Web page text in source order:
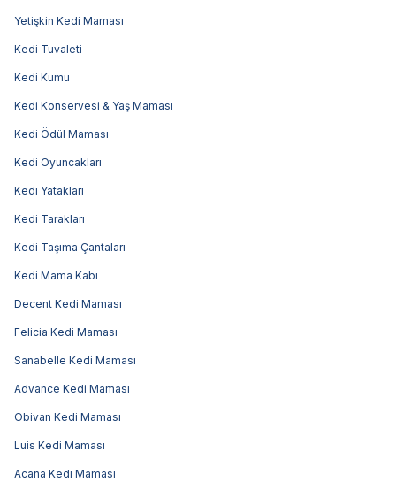
Yetişkin Kedi Maması
Kedi Tuvaleti
Kedi Kumu
Kedi Konservesi & Yaş Maması
Kedi Ödül Maması
Kedi Oyuncakları
Kedi Yatakları
Kedi Tarakları
Kedi Taşıma Çantaları
Kedi Mama Kabı
Decent Kedi Maması
Felicia Kedi Maması
Sanabelle Kedi Maması
Advance Kedi Maması
Obivan Kedi Maması
Luis Kedi Maması
Acana Kedi Maması